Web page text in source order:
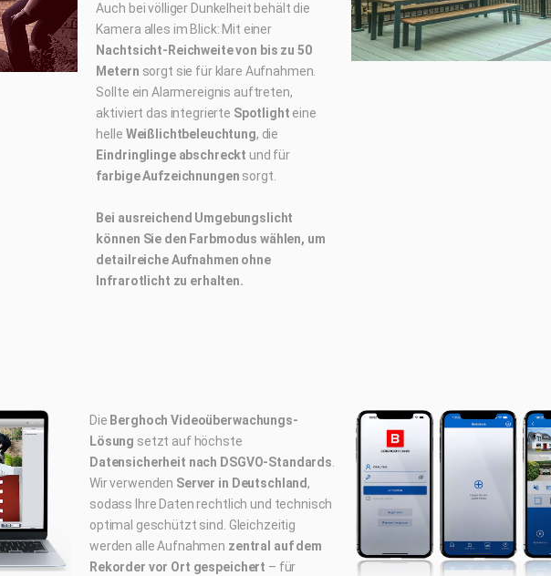
Auch bei völliger Dunkelheit behält die
Kamera alles im Blick: Mit einer
Nachtsicht-Reichweite von bis zu 50
Metern sorgt sie für klare Aufnahmen.
Sollte ein Alarmereignis auftreten,
aktiviert das integrierte Spotlight eine
helle Weißlichtbeleuchtung, die
Eindringlinge abschreckt und für
farbige Aufzeichnungen sorgt.
Bei ausreichend Umgebungslicht
können Sie den Farbmodus wählen, um
detailreiche Aufnahmen ohne
Infrarotlicht zu erhalten.
Die Berghoch Videoüberwachungs-
Lösung setzt auf höchste
Datensicherheit nach DSGVO-Standards
Wir verwenden Server in Deutschland ,
sodass Ihre Daten rechtlich und technisch
optimal geschützt sind. Gleichzeitig
werden alle Aufnahmen zentral auf dem
Rekorder vor Ort gespeichert – für